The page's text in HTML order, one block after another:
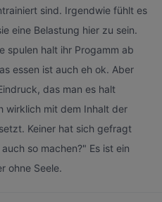
sind. Irgendwie fühlt es
eine Belastung hier zu sein.
spulen halt ihr Progamm ab
essen ist auch eh ok. Aber
das man es halt
wirklich mit dem Inhalt der
Keiner hat sich gefragt
so machen?" Es ist ein
ohne Seele.